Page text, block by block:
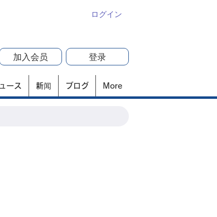
ログイン
加入会员 登录
ース 新闻 ブログ More